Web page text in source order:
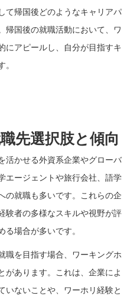
て帰国後どのようなキャリアパ
帰国後の就職活動において、ワ
にアピールし、自分が目指すキ
。
先選択肢と傾向
活かせる外資系企業やグローバ
エージェントや旅行会社、語学
の就職も多いです。これらの企
験者の多様なスキルや視野が評
場合が多いです。
職を目指す場合、ワーキングホ
があります。これは、企業によ
いないことや、ワーホリ経験と